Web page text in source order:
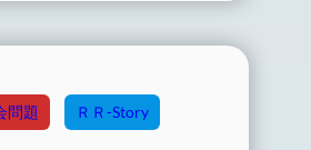
問題 ＲＲ-Story